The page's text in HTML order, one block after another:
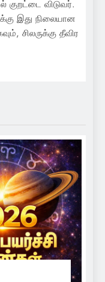
குறட்டை விடுவர்.
இது நிலையான
சிலருக்கு தீவிர